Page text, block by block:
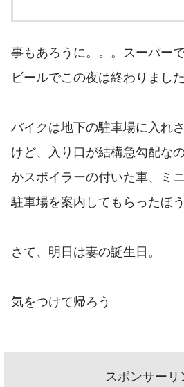
事もあろうに。。。スーパー
ビールでこの夜は終わりました
バイクは地下の駐車場に入れ
けど、入り口が結構急勾配な
かスポイラーの付いた車、ミ
駐車場を案内してもらったほ
さて、明日は妻の誕生日。
気をつけて帰ろう
スポンサーリ